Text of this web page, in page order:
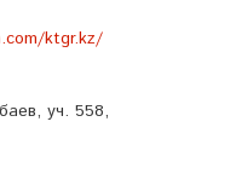
ktgr.kz/
уч. 558,